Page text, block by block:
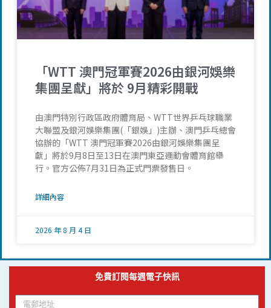
「WTT 澳門冠軍賽2026由銀河娛樂
集團呈獻」將於 9月精彩開戰
由澳門特別行政區政府體育局、WTT世界乒乓球職業
大聯盟及銀河娛樂集團(「銀娛」)主辦、澳門乒乓總會
協辦的「WTT 澳門冠軍賽2026由銀河娛樂集團呈
獻」將於9月8日至13日在澳門東亞運動會體育館舉
行。官方公佈7月31日為正式門票發售日。
詳細內容
2026 年 8 月 4 日
免費訂閱每週電子快訊